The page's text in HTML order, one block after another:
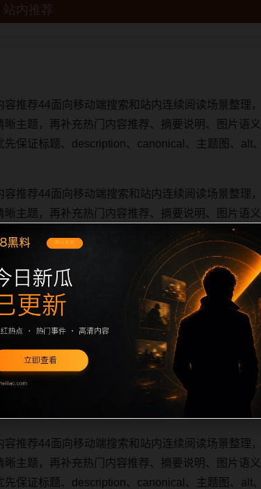
推荐44面向移动端搜索和站内连续阅读场景整理
主题，再补充热门内容推荐、摘要说明、图片语
保证标题、description、canonical、主题图、alt
推荐44面向移动端搜索和站内连续阅读场景整理
主题，再补充热门内容推荐、摘要说明、图片语
保证标题、description、canonical、主题图、alt
推荐44面向移动端搜索和站内连续阅读场景整理
主题，再补充热门内容推荐、摘要说明、图片语
保证标题、description、canonical、主题图、alt
推荐44面向移动端搜索和站内连续阅读场景整理
主题，再补充热门内容推荐、摘要说明、图片语
保证标题、description、canonical、主题图、alt